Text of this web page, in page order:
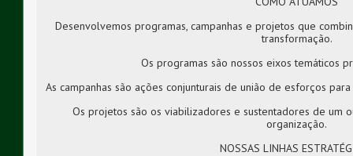
Desenvolvemos programas, campanhas e projetos que
transformação.
Os programas são nossos eixos temáticos
As campanhas são ações conjunturais de união de esforços
Os projetos são os viabilizadores e sustentadores de um
organização.
NOSSAS LINHAS